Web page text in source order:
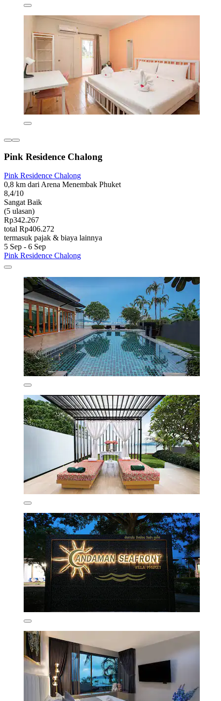
Pink Residence Chalong
Pink Residence Chalong
0,8 km dari Arena Menembak Phuket
8,4/10
Sangat Baik
(5 ulasan)
Rp342.267
total Rp406.272
termasuk pajak & biaya lainnya
5 Sep - 6 Sep
Pink Residence Chalong